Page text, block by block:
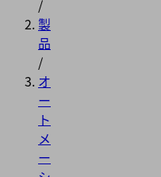
/
製
品
/
オ
ー
ト
メ
ー